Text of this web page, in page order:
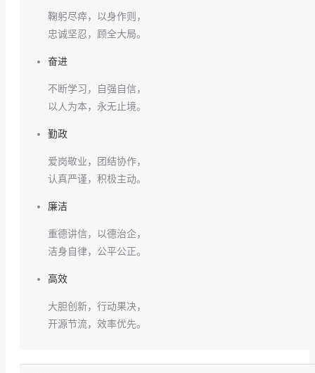
鞠躬尽瘁，以身作则，
忠诚坚忍，顾全大局。
奋进
不断学习，自强自信，
以人为本，永无止境。
勤政
爱岗敬业，团结协作，
认真严谨，积极主动。
廉洁
重德讲信，以德治企，
洁身自律，公平公正。
高效
大胆创新，行动果决，
开源节流，效率优先。